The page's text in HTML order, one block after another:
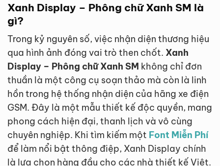
Xanh Display – Phông chữ Xanh SM là
gì?
Trong kỷ nguyên số, việc nhận diện thương hiệu
qua hình ảnh đóng vai trò then chốt. Xanh
Display – Phông chữ Xanh SM không chỉ đơn
thuần là một công cụ soạn thảo mà còn là linh
hồn trong hệ thống nhận diện của hãng xe điện
GSM. Đây là một mẫu thiết kế độc quyền, mang
phong cách hiện đại, thanh lịch và vô cùng
chuyên nghiệp. Khi tìm kiếm một Font Miễn Phí
để làm nổi bật thông điệp, Xanh Display chính
là lựa chọn hàng đầu cho các nhà thiết kế Việt.